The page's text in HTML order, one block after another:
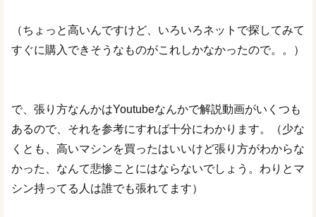
（ちょっと高いんですけど、いろいろネットで探してみて
すぐに購入できそうなものがこれしかなかったので。。）
で、張り方なんかはYoutubeなんかで解説動画がいくつも
あるので、それを参考にすれば十分にわかります。（少な
くとも、高いマシンを買ったはいいけど張り方がわからな
かった、なんて悲惨ことにはならないでしょう。わりとマ
シン持ってる人は誰でも張れてます）